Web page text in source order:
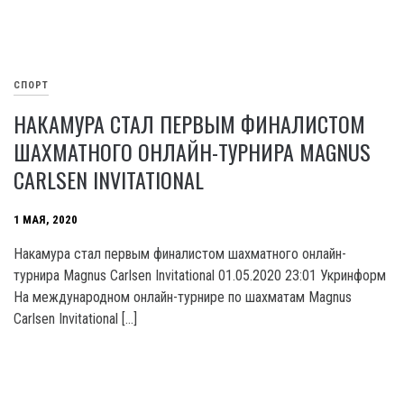
СПОРТ
НАКАМУРА СТАЛ ПЕРВЫМ ФИНАЛИСТОМ
ШАХМАТНОГО ОНЛАЙН-ТУРНИРА MAGNUS
CARLSEN INVITATIONAL
1 МАЯ, 2020
Накамура стал первым финалистом шахматного онлайн-
турнира Magnus Carlsen Invitational 01.05.2020 23:01 Укринформ
На международном онлайн-турнире по шахматам Magnus
Carlsen Invitational […]